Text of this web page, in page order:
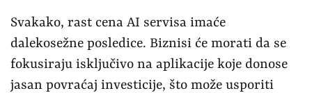
Svakako, rast cena AI servisa imaće
dalekosežne posledice. Biznisi će morati da se
fokusiraju isključivo na aplikacije koje donose
jasan povraćaj investicije, što može usporiti